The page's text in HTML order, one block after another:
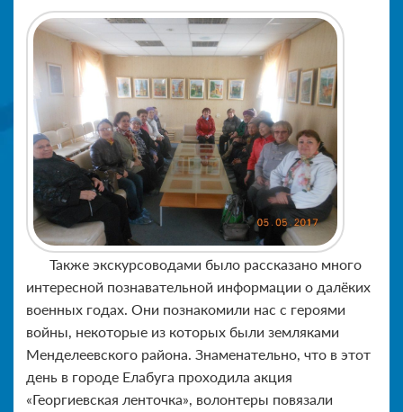
Также экскурсоводами было рассказано много
интересной познавательной информации о далёких
военных годах. Они познакомили нас с героями
войны, некоторые из которых были земляками
Менделеевского района. Знаменательно, что в этот
день в городе Елабуга проходила акция
«Георгиевская ленточка», волонтеры повязали